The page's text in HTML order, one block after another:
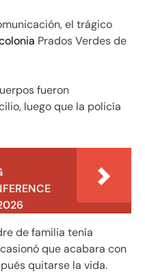
el trágico
Prados Verdes de
fueron
luego que la policía
de familia tenía
que acabara con
quitarse la vida.